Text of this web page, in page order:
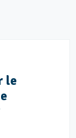
le